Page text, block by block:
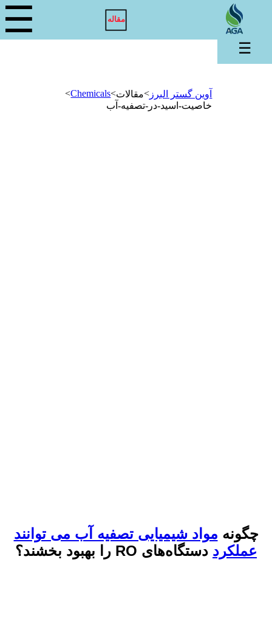
مقاله ☰
چگونه مواد شیمیایی تصفیه آب می توانند
عملکرد دستگاه‌های RO را بهبود بخشند؟
آوین گستر البرز >مقالات>
Chemicals
>
خاصیت-اسید-در-تصفیه-آب
☰